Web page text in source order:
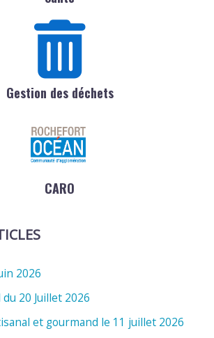
Gestion des déchets
CARO
2026
20 Juillet 2026
et gourmand le 11 juillet 2026